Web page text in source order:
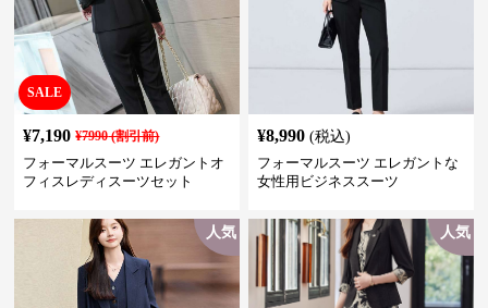
SALE
¥7,190 ¥7990(割引前)
フォーマルスーツ エレガントオ
フィスレディスーツセット
¥8,990 (税込)
フォーマルスーツ エレガントな
女性用ビジネススーツ
人気 人気